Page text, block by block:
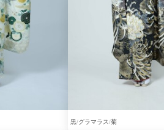
黒 グラマラス 菊